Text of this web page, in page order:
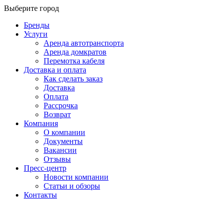
Выберите город
Бренды
Услуги
Аренда автотранспорта
Аренда домкратов
Перемотка кабеля
Доставка и оплата
Как сделать заказ
Доставка
Оплата
Рассрочка
Возврат
Компания
О компании
Документы
Вакансии
Отзывы
Пресс-центр
Новости компании
Статьи и обзоры
Контакты